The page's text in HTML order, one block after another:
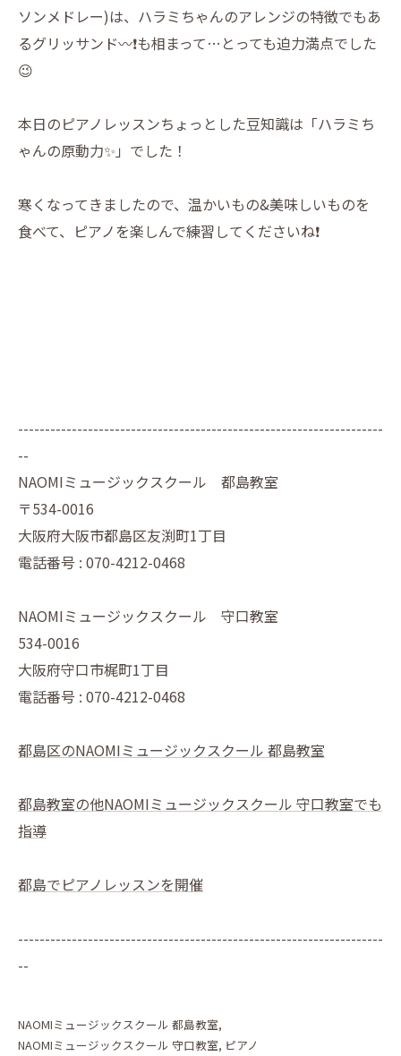
ソンメドレー)は、ハラミちゃんのアレンジの特徴でもあ
るグリッサンド〰️❗️も相まって…とっても迫力満点でした
😉
本日のピアノレッスンちょっとした豆知識は「ハラミち
ゃんの原動力✨」でした！
寒くなってきましたので、温かいもの&美味しいものを
食べて、ピアノを楽しんで練習してくださいね❗️
--------------------------------------------------------------------
--
NAOMIミュージックスクール 都島教室
〒534-0016
大阪府大阪市都島区友渕町1丁目
電話番号 : 070-4212-0468
NAOMIミュージックスクール 守口教室
534-0016
大阪府守口市梶町1丁目
電話番号 : 070-4212-0468
都島区のNAOMIミュージックスクール 都島教室
都島教室の他NAOMIミュージックスクール 守口教室でも
指導
都島でピアノレッスンを開催
--------------------------------------------------------------------
--
NAOMIミュージックスクール 都島教室
NAOMIミュージックスクール 守口教室 ピアノ